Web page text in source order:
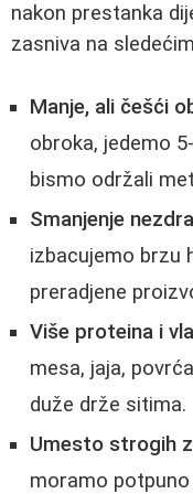
nakon prestanka
zasniva na
Manje, ali češći
obroka, jedemo
bismo održali
Smanjenje
izbacujemo brzu
preradjene
Više proteina i
mesa, jaja,
duže drže sitima.
Umesto strogih
moramo